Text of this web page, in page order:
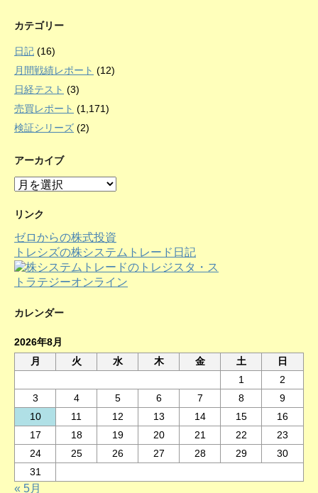
カテゴリー
日記 (16)
月間戦績レポート (12)
日経テスト (3)
売買レポート (1,171)
検証シリーズ (2)
アーカイブ
ア
カ
ブ
リンク
ゼロからの株式投資
トレシズの株システムトレード日記
カレンダー
2026年8月
月
火 水 木 金 土
日
1
2
3
4 5 6 7 8
9
10
11 12 13 14 15
16
17
18 19 20 21 22
23
24
25 26 27 28 29
30
31
« 5月